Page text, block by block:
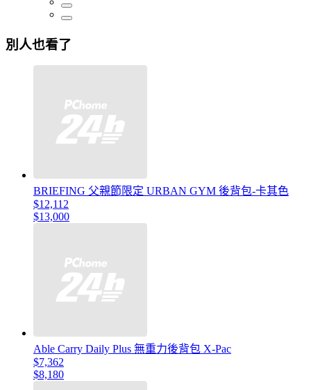
別人也看了
BRIEFING 父親節限定 URBAN GYM 後背包-卡其色
$12,112
$13,000
Able Carry Daily Plus 無重力後背包 X-Pac
$7,362
$8,180